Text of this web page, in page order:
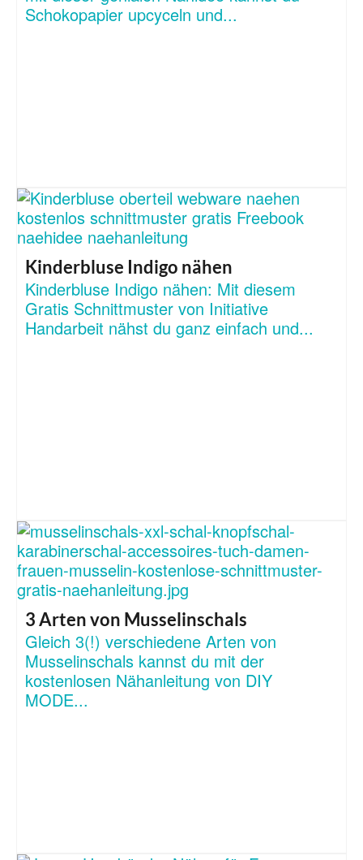
Schokopapier upcyceln und...
Kinderbluse Indigo nähen
Kinderbluse Indigo nähen: Mit diesem
Gratis Schnittmuster von Initiative
Handarbeit nähst du ganz einfach und...
3 Arten von Musselinschals
Gleich 3(!) verschiedene Arten von
Musselinschals kannst du mit der
kostenlosen Nähanleitung von DIY
MODE...